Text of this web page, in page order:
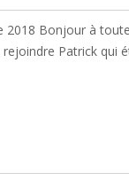
Bonjour à
Patrick